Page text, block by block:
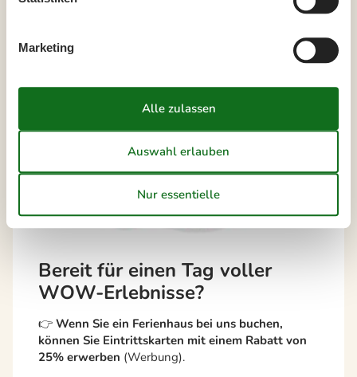
Bereit für einen Tag voller
WOW-Erlebnisse?
👉 Wenn Sie ein Ferienhaus bei uns buchen,
können Sie Eintrittskarten mit einem Rabatt von
25% erwerben (Werbung).
Marketing